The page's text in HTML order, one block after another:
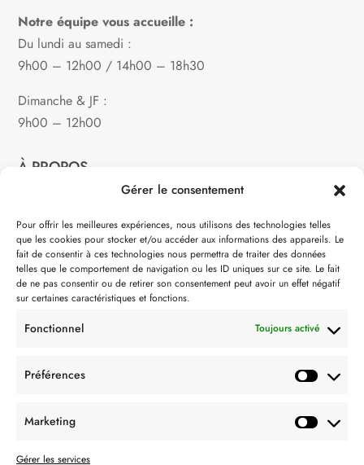
Gérer le consentement
Pour offrir les meilleures expériences, nous utilisons des technologies telles
que les cookies pour stocker et/ou accéder aux informations des appareils. Le
fait de consentir à ces technologies nous permettra de traiter des données
telles que le comportement de navigation ou les ID uniques sur ce site. Le fait
de ne pas consentir ou de retirer son consentement peut avoir un effet négatif
sur certaines caractéristiques et fonctions.
Fonctionnel Toujours activé
Préférences
Marketing
Gérer les services
Notre équipe vous accueille :
Du lundi au samedi :
9h00 – 12h00 / 14h00 – 18h30
Dimanche & JF :
9h00 – 12h00
À PROPOS
Notre philosophie
Contact
Partenaire de: